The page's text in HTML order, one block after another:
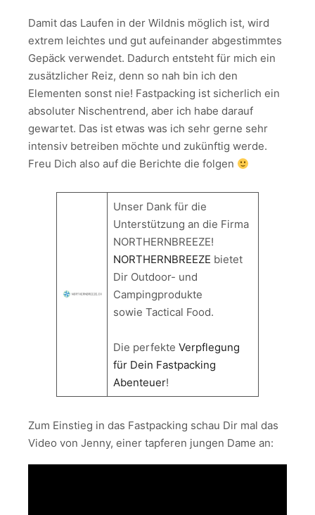
Damit das Laufen in der Wildnis möglich ist, wird
extrem leichtes und gut aufeinander abgestimmtes
Gepäck verwendet. Dadurch entsteht für mich ein
zusätzlicher Reiz, denn so nah bin ich den
Elementen sonst nie! Fastpacking ist sicherlich ein
absoluter Nischentrend, aber ich habe darauf
gewartet. Das ist etwas was ich sehr gerne sehr
intensiv betreiben möchte und zukünftig werde.
Freu Dich also auf die Berichte die folgen
Unser Dank für die
Unterstützung an die Firma
NORTHERNBREEZE!
NORTHERNBREEZE bietet
Dir Outdoor- und
Campingprodukte
sowie Tactical Food.
Die perfekte Verpflegung
für Dein Fastpacking
Abenteuer!
Zum Einstieg in das Fastpacking schau Dir mal das
Video von Jenny, einer tapferen jungen Dame an: